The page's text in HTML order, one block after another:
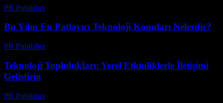
PR Publisher-
Bu Yılın En Patlayıcı Teknoloji Konuları Nelerdir?
PR Publisher-
Teknoloji Toplulukları: Yerel Etkinliklerle İletişimi
Geliştirin
PR Publisher-